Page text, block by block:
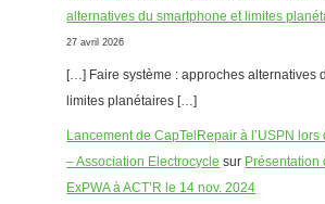
alternatives du smartphone et limites
27 avril 2026
[…] Faire système : approches alternatives
limites planétaires […]
Lancement de CapTelRepair à l’USPN
– Association Electrocycle sur Présentation
ExPWA à ACT’R le 14 nov. 2024